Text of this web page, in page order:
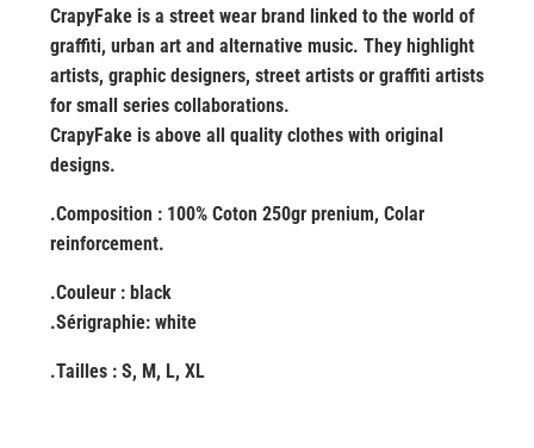
CrapyFake is a street wear brand linked to the world of
graffiti, urban art and alternative music. They highlight
artists, graphic designers, street artists or graffiti artists
for small series collaborations.
CrapyFake is above all quality clothes with original
designs.
.Composition : 100% Coton 250gr prenium, Colar
reinforcement.
.Couleur : black
.Sérigraphie: white
.Tailles : S, M, L, XL